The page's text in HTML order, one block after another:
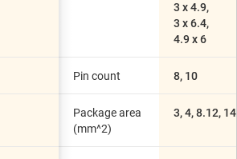
3 x 4.9,
3 x 6.4,
4.9 x 6
Pin count 8, 10
Package area
(mm^2)
3, 4, 8.12,